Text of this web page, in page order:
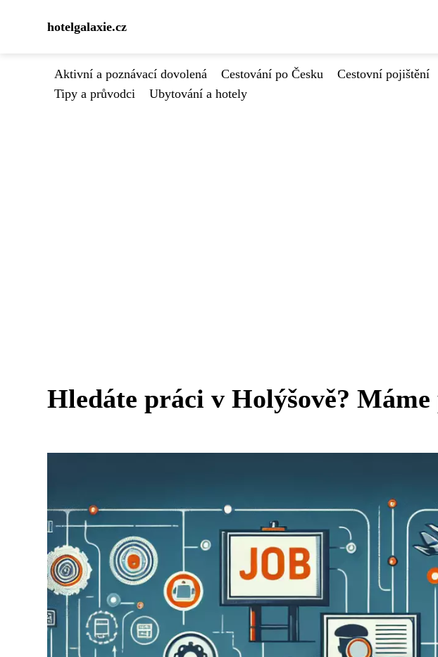
hotelgalaxie.cz
Aktivní a poznávací dovolená Cestování po Česku Cestovní pojištění
Tipy a průvodci
Ubytování a hotely
Hledáte práci v Holýšově?